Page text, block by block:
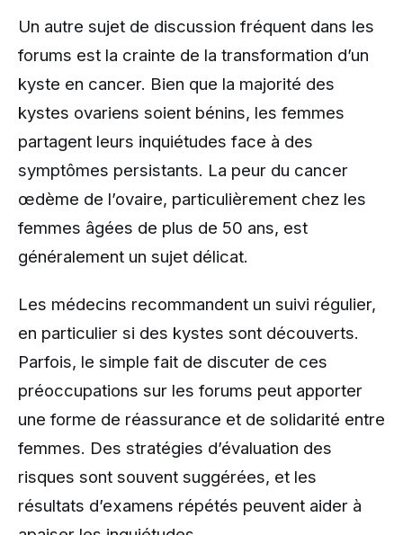
Un autre sujet de discussion fréquent dans les
forums est la crainte de la transformation d’un
kyste en cancer. Bien que la majorité des
kystes ovariens soient bénins, les femmes
partagent leurs inquiétudes face à des
symptômes persistants. La peur du cancer
œdème de l’ovaire, particulièrement chez les
femmes âgées de plus de 50 ans, est
généralement un sujet délicat.
Les médecins recommandent un suivi régulier,
en particulier si des kystes sont découverts.
Parfois, le simple fait de discuter de ces
préoccupations sur les forums peut apporter
une forme de réassurance et de solidarité entre
femmes. Des stratégies d’évaluation des
risques sont souvent suggérées, et les
résultats d’examens répétés peuvent aider à